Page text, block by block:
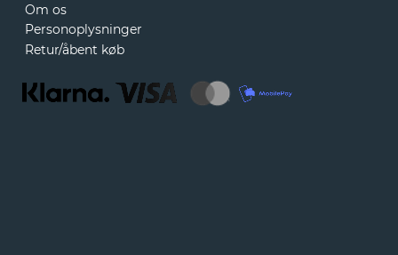
Om os
Personoplysninger
Retur/åbent køb